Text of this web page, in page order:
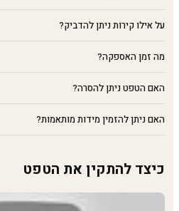
על אילו קירות ניתן להדביק?
מה זמן האספקה?
האם הטפט ניתן להסרה?
האם ניתן להזמין מידות מותאמות?
כיצד להתקין את הטפט